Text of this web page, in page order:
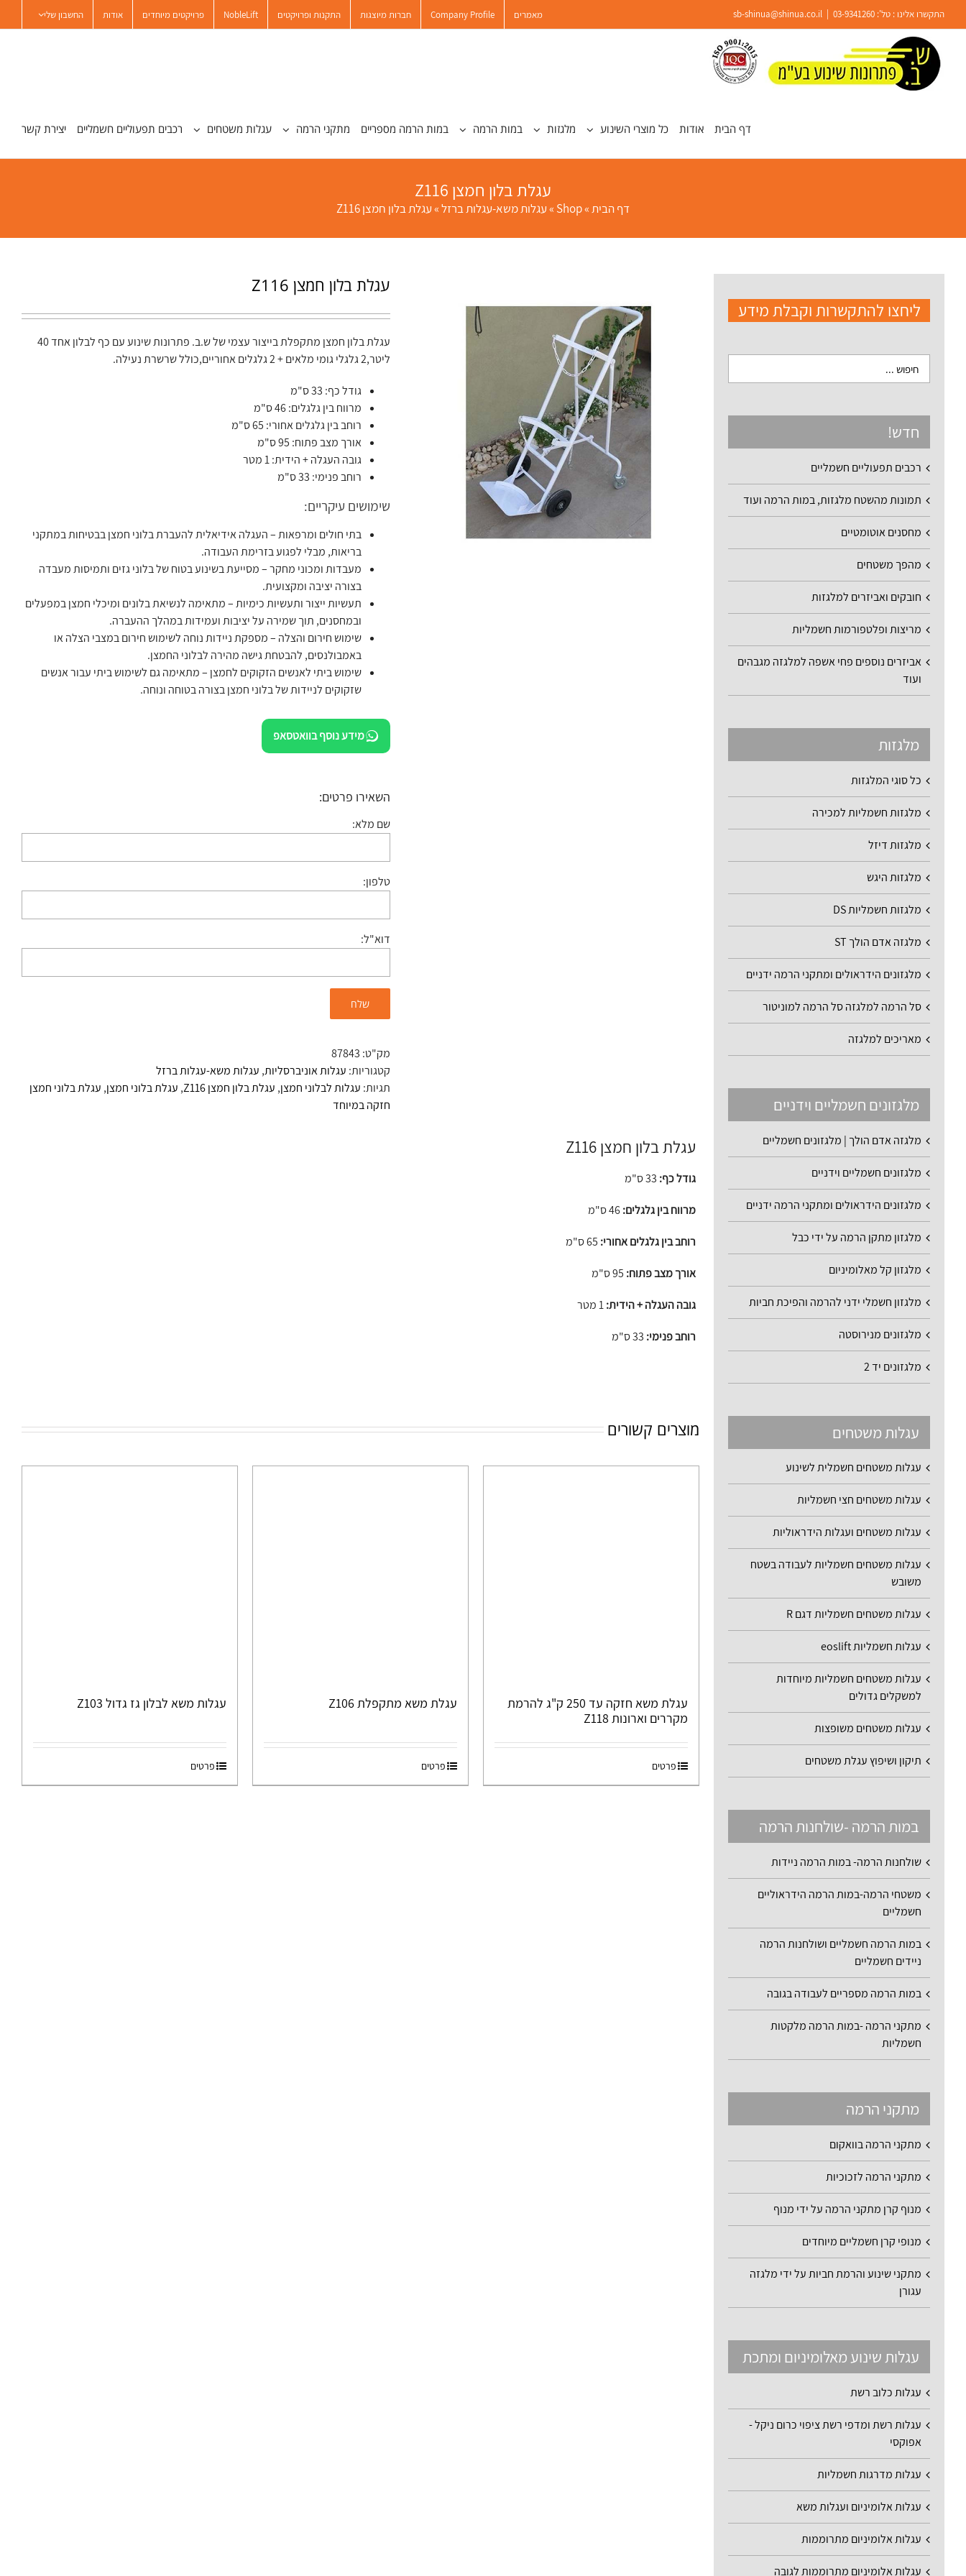
פתח סרגל נגישות
content
התקשרו אלינו : טל': 03-9341260
sb-shinua@shinua.co.il מאמרים Company Profile חברות מיוצגות התקנות ופרויקטים NobleLift פרויקטים מיוחדים אודות החשבון שלי
דף הבית אודות כל מוצרי השינוע מלגזות במות הרמה במות הרמה מספריים מתקני הרמה עגלות משטחים רכבים תפעוליים חשמליים יצירת קשר
עגלת בלון חמצן Z116
דף הבית»
Shop
»עגלות משא-עגלות ברזל»עגלת בלון חמצן Z116
עגלת בלון חמצן Z116
עגלת בלון חמצן מתקפלת בייצור עצמי של ש.ב. פתרונות שינוע עם כף לבלון אחד 40
ליטר,2 גלגלי גומי מלאים + 2 גלגלים אחוריים,כולל שרשרת נעילה.
גודל כף: 33 ס"מ
מרווח בין גלגלים: 46 ס"מ
רוחב בין גלגלים אחורי: 65 ס"מ
אורך מצב פתוח: 95 ס"מ
גובה העגלה + הידית: 1 מטר
רוחב פנימי: 33 ס"מ
שימושים עיקריים:
בתי חולים ומרפאות – העגלה אידיאלית להעברת בלוני חמצן בבטיחות במתקני
בריאות, מבלי לפגוע בזרימת העבודה.
מעבדות ומכוני מחקר – מסייעת בשינוע בטוח של בלוני גזים ותמיסות מעבדה
בצורה יציבה ומקצועית.
תעשיות ייצור ותעשיות כימיות – מתאימה לנשיאת בלונים ומיכלי חמצן במפעלים
ובמחסנים, תוך שמירה על יציבות ועמידות במהלך ההעברה.
שימוש חירום והצלה – מספקת ניידות נוחה לשימוש חירום במצבי הצלה או
באמבולנסים, להבטחת גישה מהירה לבלוני החמצן.
שימוש ביתי לאנשים הזקוקים לחמצן – מתאימה גם לשימוש ביתי עבור אנשים
שזקוקים לניידות של בלוני חמצן בצורה בטוחה ונוחה.
מידע נוסף בוואטסאפ
השאירו פרטים:
שם מלא:
טלפון:
דוא"ל:
מק"ט: 87843
קטגוריות: עגלות אוניברסליות, עגלות משא-עגלות ברזל
תגיות: עגלות לבלוני חמצן, עגלת בלון חמצן Z116 , עגלת בלוני חמצן, עגלת בלוני חמצן
חזקה במיוחד
עגלת בלון חמצן Z116
גודל כף:
מרווח בין גלגלים:
רוחב בין גלגלים אחורי:
אורך מצב פתוח:
גובה העגלה + הידית:
רוחב פנימי:
מוצרים קשורים
עגלת משא חזקה עד 250 ק"ג להרמת
מקררים וארונות Z118
פרטים
עגלת משא מתקפלת Z106
פרטים
עגלות משא לבלון גז גדול Z103
פרטים
ליחצו להתקשרות וקבלת מידע
חדש!
רכבים תפעוליים חשמליים
תמונות מהשטח מלגזות, במות הרמה ועוד
מחסנים אוטומטיים
מהפך משטחים
חובקים ואביזרים למלגזות
מריצות ופלטפורמות חשמליות
אביזרים נוספים פחי אשפה למלגזה מגבהים
ועוד
מלגזות
כל סוגי המלגזות
מלגזות חשמליות למכירה
מלגזות דיזל
מלגזות היגש
מלגזות חשמליות DS
מלגזה אדם הולך ST
מלגזונים הידראולים ומתקני הרמה ידניים
סל הרמה למלגזה סל הרמה למוניטור
מאריכים למלגזה
מלגזונים חשמליים וידניים
מלגזה אדם הולך | מלגזונים חשמליים
מלגזונים חשמליים וידניים
מלגזונים הידראולים ומתקני הרמה ידניים
מלגזון מתקן הרמה על ידי כבל
מלגזון קל מאלומיניום
מלגזון חשמלי ידני להרמה והפיכת חביות
מלגזונים מנירוסטה
מלגזונים יד 2
עגלות משטחים
עגלות משטחים חשמלית לשינוע
עגלות משטחים חצי חשמליות
עגלות משטחים ועגלות הידראוליות
עגלות משטחים חשמליות לעבודה בשטח
משובש
עגלות משטחים חשמליות דגם R
עגלות חשמליות eoslift
עגלות משטחים חשמליות מיוחדות
למשקלים גדולים
עגלות משטחים משופצות
תיקון ושיפוץ עגלת משטחים
במות הרמה -שולחנות הרמה
שולחנות הרמה- במות הרמה ניידות
משטחי הרמה-במות הרמה הידראוליים
חשמליים
במות הרמה חשמליים ושולחנות הרמה
ניידים חשמליים
במות הרמה מספריים לעבודה בגובה
מתקני הרמה -במות הרמה מלקטות
חשמליות
מתקני הרמה
מתקני הרמה בוואקום
מתקני הרמה לזכוכיות
מנוף קרן מתקני הרמה על ידי מנוף
מנופי קרן חשמליים מיוחדים
מתקני שינוע והרמת חביות על ידי מלגזה
עגורן
עגלות שינוע מאלומיניום ומתכת
עגלות כלוב רשת
עגלות רשת ומדפי רשת ציפוי כרום ניקל -
אפוקסי
עגלות מדרגות חשמליות
עגלות אלומיניום ועגלות משא
עגלות אלומיניום מתרוממות
עגלות אלומיניום מתרוממות לגובה